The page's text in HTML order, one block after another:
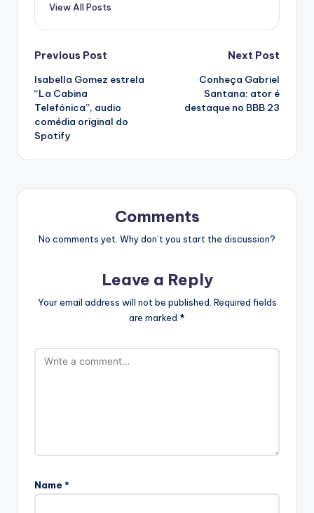
View All Posts
Post
navigation
Previous Post
Isabella Gomez estrela
“La Cabina
Telefónica”, audio
comédia original do
Spotify
Next Post
Conheça Gabriel
Santana: ator é
destaque no BBB 23
Comments
No comments yet. Why don’t you start the discussion?
Leave a Reply
Your email address will not be published. Required fields
are marked *
Name *